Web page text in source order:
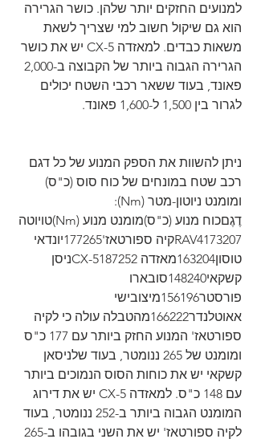
למנועים החזקים יותר שלהן. כושר הגרירה
הוא גם שיקול חשוב למי שצריך לשאת
משאות כבדים. למאזדה CX-5 יש את כושר
פאונד, בעוד ששאר רכבי השטח יכולים
לגרור בין 1,500 ל-1,600 פאונד.
ניתן להשוות את הספק המנוע של כל דגם
רכב שטח במונחים של כוח סוס (כ"ס)
ומומנט ניוטון-מטר (Nm):
דֶגֶםכוח מנוע (כ"ס)מומנט מנוע (Nm)טויוטה
RAV4173207קיה ספורטאז'177265יונדאי
טוסון163204מאזדה CX-5187252ניסן
קשקאי148240סובארו
פורסטר156196מיצובישי
אאוטלנדר166222מהטבלה עולה כי לקיה
ספורטאז' המנוע החזק ביותר עם 177 כ"ס
ומומנט של 265 ננומטר, בעוד שלניסאן
קשקאי יש את כוחות הסוס הנמוכים ביותר
עם 148 כ"ס. למאזדה CX-5 יש את דירוג
המומנט הגבוה ביותר ב-252 ננומטר, בעוד